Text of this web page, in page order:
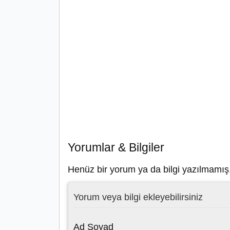
Yorumlar & Bilgiler
Henüz bir yorum ya da bilgi
Yorum veya bilgi ekleyebilirsiniz
Ad Soyad